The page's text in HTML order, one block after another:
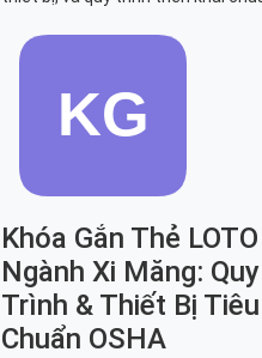
tải sản xuất ô tô và dây chuyền lắp
hơi.
Khóa Gắn Thẻ LOTO
Ngành Xi Măng: Quy
Trình & Thiết Bị Tiêu
Chuẩn OSHA